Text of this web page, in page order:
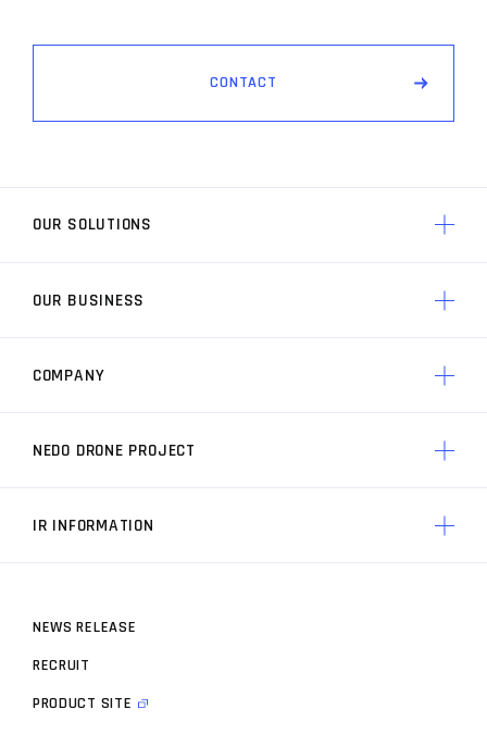
CONTACT
OUR SOLUTIONS
AP3 制御技術の特徴
OUR BUSINESS
ACSLの技術力
COMPANY
ACSLの歩み
NEDO DRONE PROJECT
開発事業者
お知らせ
ドローンスペック
IR INFORMATION
株主・投資家情報 トップ
IRニュース
IRライブラリ
NEWS RELEASE
RECRUIT
PRODUCT SITE